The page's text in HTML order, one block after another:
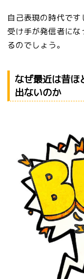
自己表現の時代です
受け手が発信者に
るのでしょう。
なぜ最近は昔ほ
出ないのか